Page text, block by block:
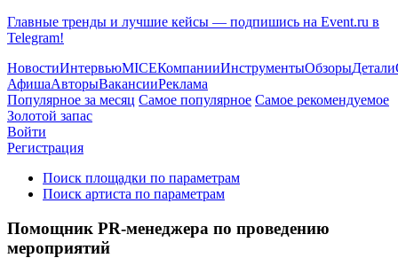
Главные тренды и лучшие кейсы — подпишись на Event.ru в
Telegram!
НовостиИнтервьюMICEКомпанииИнструментыОбзорыДетали
АфишаАвторыВакансииРеклама
Популярное за месяц Самое популярное Самое рекомендуемое
Золотой запас
Войти
Регистрация
Поиск площадки по параметрам
Поиск артиста по параметрам
Помощник PR-менеджера по проведению
мероприятий